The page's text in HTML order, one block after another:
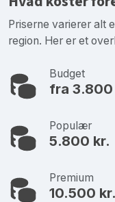
Priserne varierer alt
region. Her er et
Budget
fra 3.800
Populær
5.800 kr.
Premium
10.500 kr.